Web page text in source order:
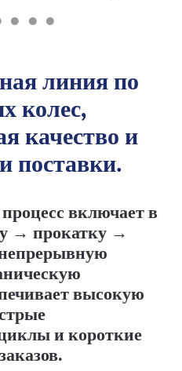
линия по
колес,
качество и
поставки.
включает в
→ прокатку →
высокую
и короткие